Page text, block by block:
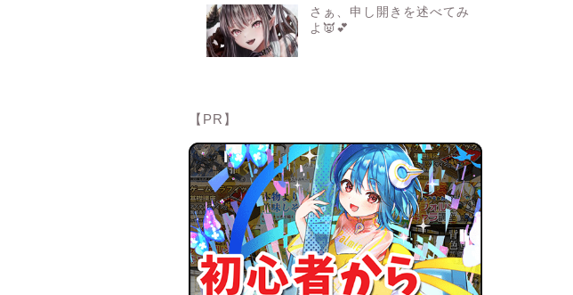
さぁ、申し開きを述べてみ
よ👿💕
【PR】